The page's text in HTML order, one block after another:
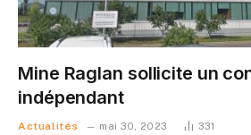
Mine Raglan sollicite un
indépendant
Actualités mai 30, 2023 331